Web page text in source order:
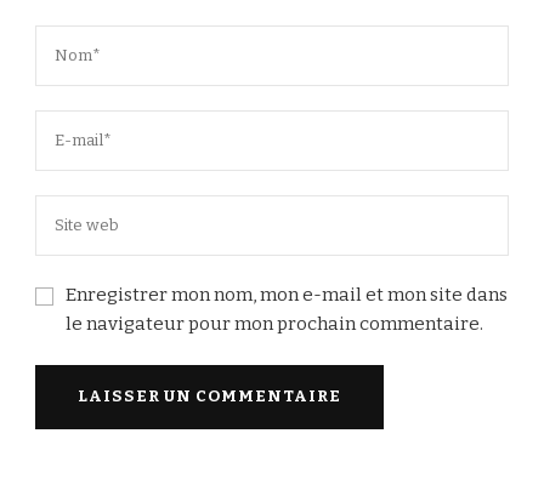
Enregistrer mon nom, mon e-mail et mon site dans
le navigateur pour mon prochain commentaire.